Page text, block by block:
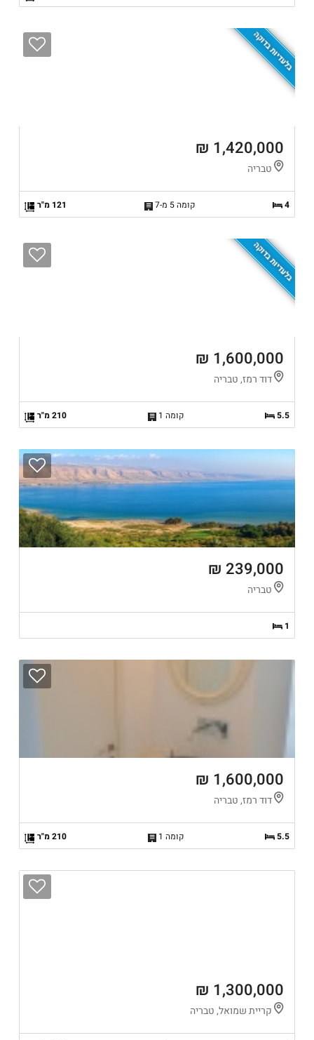
בלעדיות בדוקה
1,420,000 ₪
טבריה
4 קומה 5 מ-7 121 מ"ר
בלעדיות בדוקה
1,600,000 ₪
דוד רמז, טבריה
5.5 קומה 1 210 מ"ר
239,000 ₪
טבריה
1
1,600,000 ₪
דוד רמז, טבריה
5.5 קומה 1 210 מ"ר
1,300,000 ₪
קריית שמואל, טבריה